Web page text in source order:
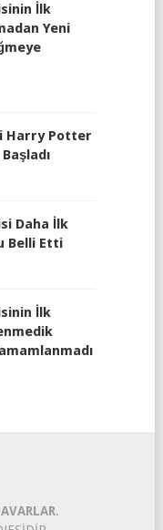
İlk
Yeni
Harry Potter
Başladı
Daha İlk
Belli Etti
İlk
.